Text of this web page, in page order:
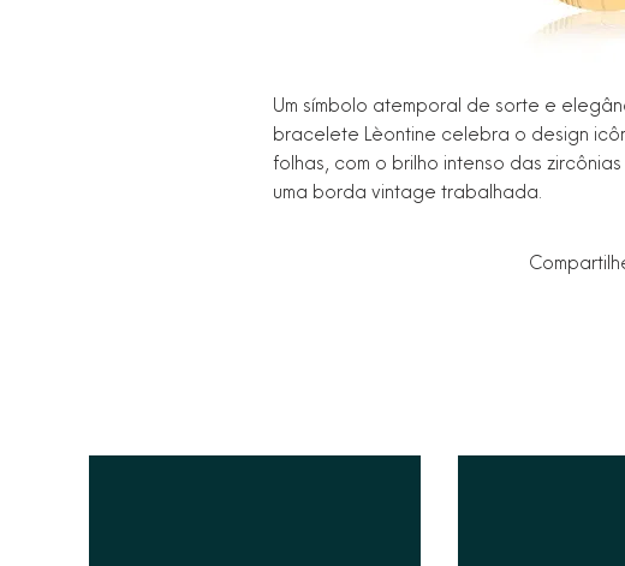
Um símbolo atemporal de sorte e
bracelete Lèontine celebra o design
folhas, com o brilho intenso das
uma borda vintage trabalhada.